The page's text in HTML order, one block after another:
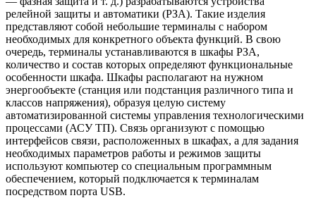
релейной защиты и автоматики (РЗА). Такие изделия
представляют собой небольшие терминалы с набором
необходимых для конкретного объекта функций. В свою
очередь, терминалы устанавливаются в шкафы РЗА,
количество и состав которых определяют функциональные
особенности шкафа. Шкафы располагают на нужном
энергообъекте (станция или подстанция различного типа и
классов напряжения), образуя целую систему
автоматизированной системы управления технологическими
процессами (АСУ ТП). Связь организуют с помощью
интерфейсов связи, расположенных в шкафах, а для задания
необходимых параметров работы и режимов защиты
используют компьютер со специальным программным
обеспечением, который подключается к терминалам
посредством порта USB.